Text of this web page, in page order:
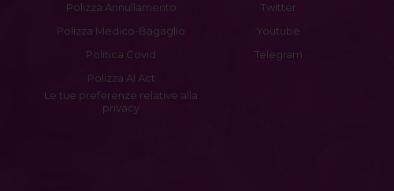
Polizza Annullamento
Polizza Medico-Bagaglio
Politica Covid
Polizza AI Act
Le tue preferenze relative alla
privacy
Twitter
Youtube
Telegram